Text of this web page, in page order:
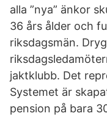
alla ”nya” änkor
36 års ålder och
riksdagsmän.
jaktklubb. Det
Systemet är
pension på bara